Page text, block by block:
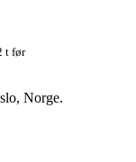
t før
Norge.